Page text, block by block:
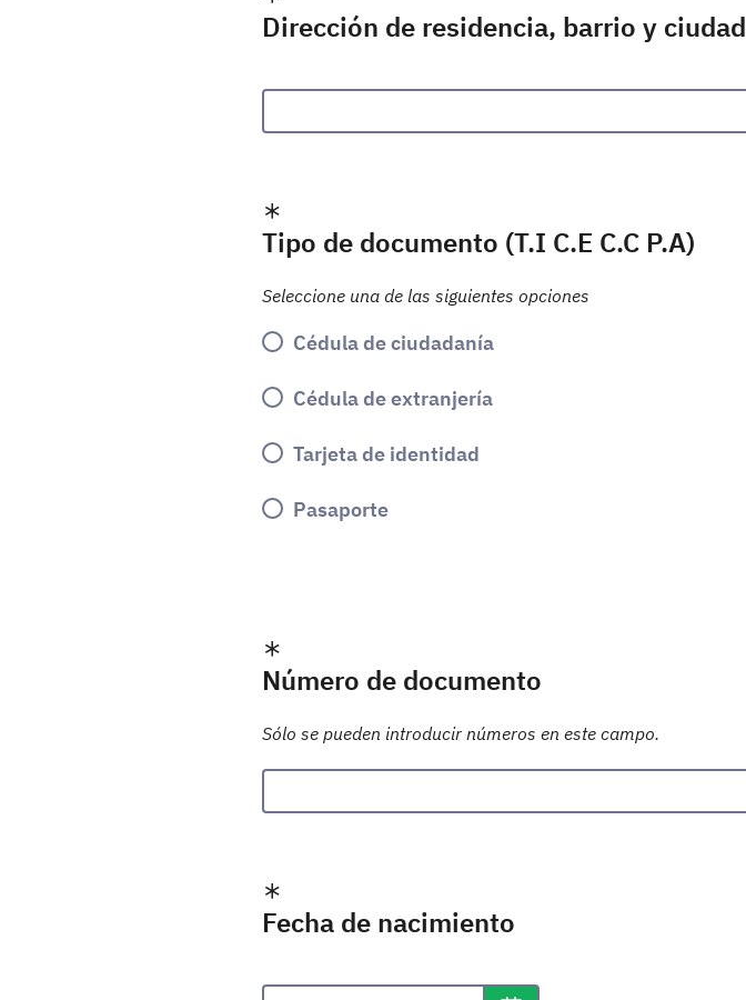
Dirección de residencia, barrio y ciudad
Tipo de documento (T.I C.E C.C P.A)
Seleccione una de las siguientes opciones
Cédula de ciudadanía
Cédula de extranjería
Tarjeta de identidad
Pasaporte
Número de documento
Sólo se pueden introducir números en este campo.
Fecha de nacimiento